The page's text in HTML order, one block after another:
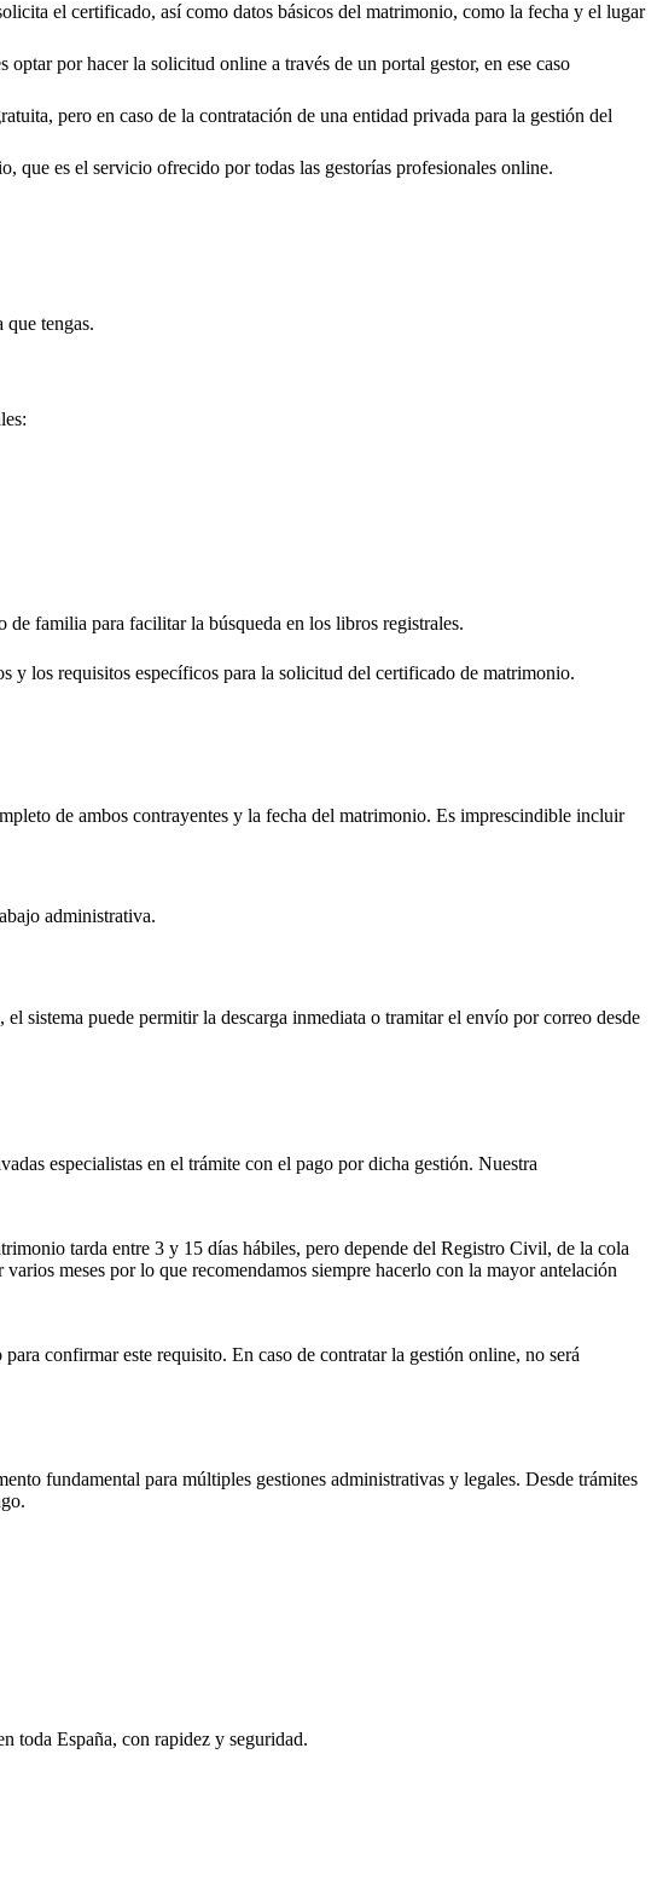
el certificado, así como datos básicos del matrimonio, como la fecha y el lugar
optar por hacer la solicitud online a través de un portal gestor, en ese caso
pero en caso de la contratación de una entidad privada para la gestión del
que es el servicio ofrecido por todas las gestorías profesionales online.
que tengas.
familia para facilitar la búsqueda en los libros registrales.
y los requisitos específicos para la solicitud del certificado de matrimonio.
de ambos contrayentes y la fecha del matrimonio. Es imprescindible incluir
administrativa.
sistema puede permitir la descarga inmediata o tramitar el envío por correo desde
especialistas en el trámite con el pago por dicha gestión. Nuestra
tarda entre 3 y 15 días hábiles, pero depende del Registro Civil, de la cola
meses por lo que recomendamos siempre hacerlo con la mayor antelación
para confirmar este requisito. En caso de contratar la gestión online, no será
fundamental para múltiples gestiones administrativas y legales. Desde trámites
.
toda España, con rapidez y seguridad.